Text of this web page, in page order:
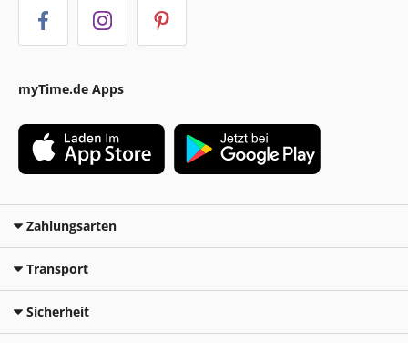
myTime.de Apps
Zahlungsarten
Transport
Sicherheit